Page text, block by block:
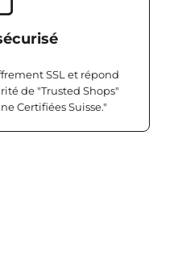
SSL et répond
de "Trusted Shops"
Certifiées Suisse."